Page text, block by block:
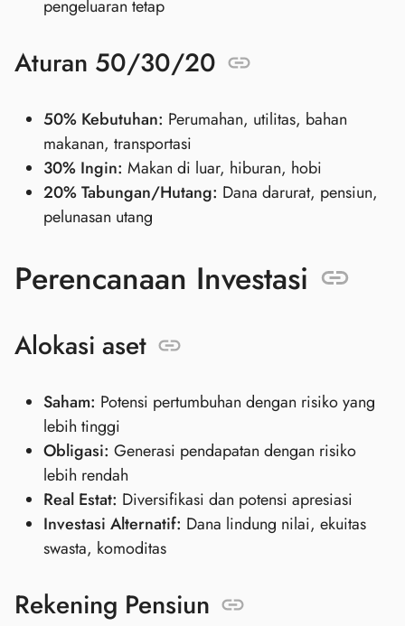
pengeluaran tetap
Aturan 50/30/20
50% Kebutuhan: Perumahan, utilitas, bahan
makanan, transportasi
30% Ingin: Makan di luar, hiburan, hobi
20% Tabungan/Hutang: Dana darurat, pensiun,
pelunasan utang
Perencanaan Investasi
Alokasi aset
Saham: Potensi pertumbuhan dengan risiko yang
lebih tinggi
Obligasi: Generasi pendapatan dengan risiko
lebih rendah
Real Estat: Diversifikasi dan potensi apresiasi
Investasi Alternatif: Dana lindung nilai, ekuitas
swasta, komoditas
Rekening Pensiun